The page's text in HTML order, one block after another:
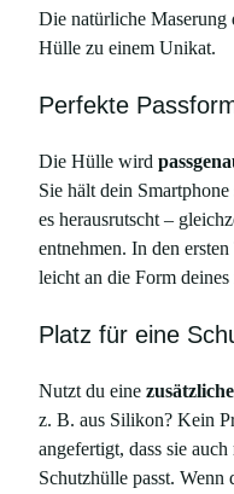
r
o
e
g
e
Die natürliche Maserung
Hülle zu einem Unikat.
Perfekte
Die Hülle wird
Sie hält dein
es herausrutscht –
entnehmen. In den
leicht an die Form deines
Platz für eine
Nutzt du eine
z. B. aus Silikon? Kein
angefertigt, dass sie
Schutzhülle passt.